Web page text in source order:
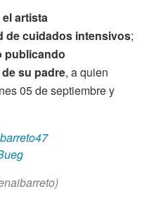
el artista
de cuidados intensivos;
publicando
su padre, a quien
05 de septiembre y